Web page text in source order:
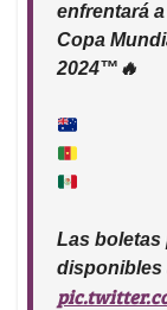
enfrentará
Copa
2024™️🔥
Las boletas
disponibles